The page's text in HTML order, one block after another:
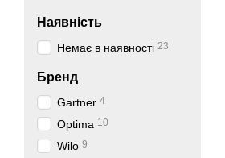
Наявність
Немає в наявності 23
Бренд
Gartner 4
Optima 10
Wilo 9